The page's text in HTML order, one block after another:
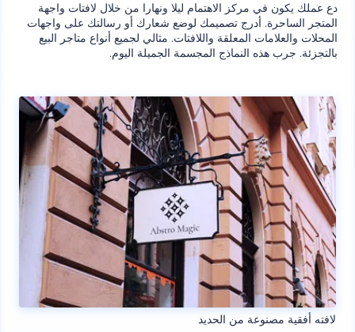
دع عملك يكون في مركز الاهتمام ليلا ونهارا من خلال لافتات واجهة
المتجر الساحرة. أدرج تصميمك لوضع شعارك أو رسالتك على واجهات
المحلات والعلامات المعلقة واللافتات. مثالي لجميع أنواع متاجر البيع
بالتجزئة. جرب هذه النماذج المجسمة الجميلة اليوم.
لافته أفقية مصنوعة من الحديد